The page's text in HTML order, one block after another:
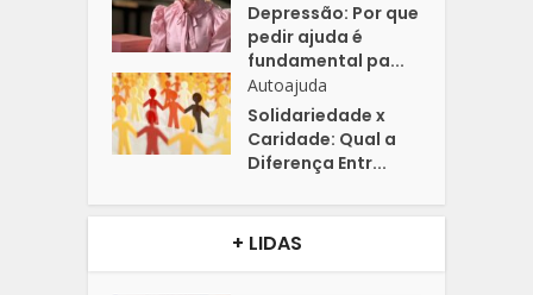
Depressão: Por que
pedir ajuda é
fundamental pa...
Autoajuda
Solidariedade x
Caridade: Qual a
Diferença Entr...
+ LIDAS